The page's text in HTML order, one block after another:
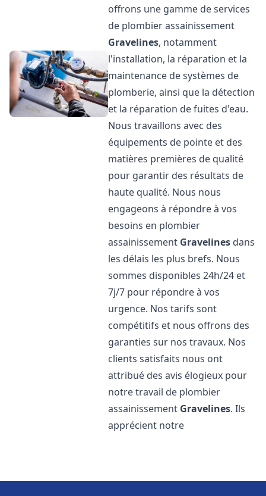
offrons une gamme de services
de plombier assainissement
Gravelines, notamment
l'installation, la réparation et la
maintenance de systèmes de
plomberie, ainsi que la détection
et la réparation de fuites d'eau.
Nous travaillons avec des
équipements de pointe et des
matières premières de qualité
pour garantir des résultats de
haute qualité. Nous nous
engageons à répondre à vos
besoins en plombier
assainissement Gravelines dans
les délais les plus brefs. Nous
sommes disponibles 24h/24 et
7j/7 pour répondre à vos
urgence. Nos tarifs sont
compétitifs et nous offrons des
garanties sur nos travaux. Nos
clients satisfaits nous ont
attribué des avis élogieux pour
notre travail de plombier
assainissement Gravelines. Ils
apprécient notre